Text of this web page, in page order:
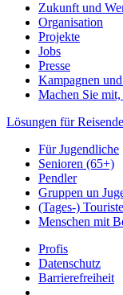
Zukunft und
Organisation
Projekte
Jobs
Presse
Kampagnen
Machen Sie
Lösungen für Reisende
Für Jugendliche
Senioren (65+)
Pendler
Gruppen un
(Tages-)
Menschen mit
Profis
Datenschutz
Barrierefreiheit